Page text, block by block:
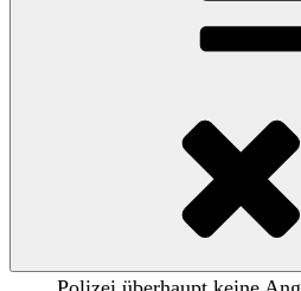
Führerschein und
Polizeikontrolle
kann
Anfang einer langen
Während der
oder Drogen heißt es, ruhig
Der Autofahrer hat das